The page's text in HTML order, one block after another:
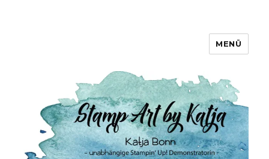
MENÜ